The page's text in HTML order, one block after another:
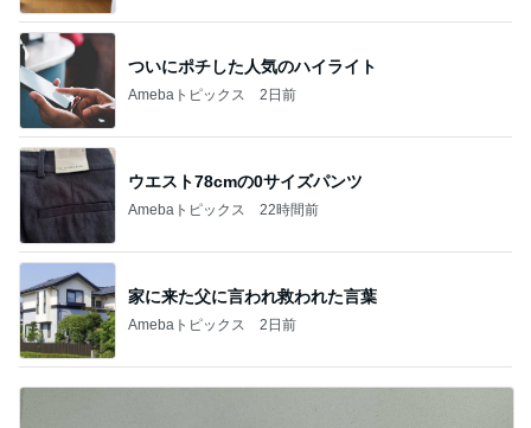
ついにポチした人気のハイライト
Amebaトピックス 2日前
ウエスト78cmの0サイズパンツ
Amebaトピックス 22時間前
家に来た父に言われ救われた言葉
Amebaトピックス 2日前